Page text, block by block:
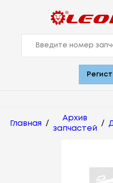
Главная /
Архив
запчастей
/